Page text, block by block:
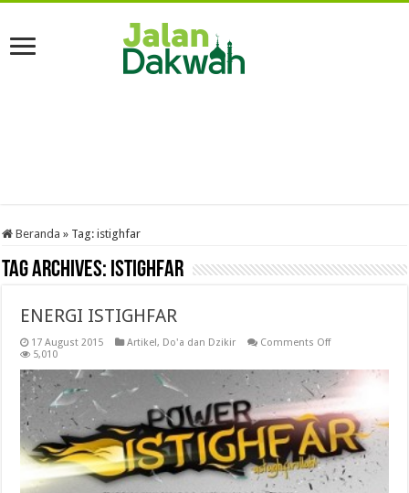
Beranda » Tag:istighfar
Tag Archives: istighfar
ENERGI ISTIGHFAR
17 August 2015 Artikel, Do'a dan Dzikir Comments Offon
5,010